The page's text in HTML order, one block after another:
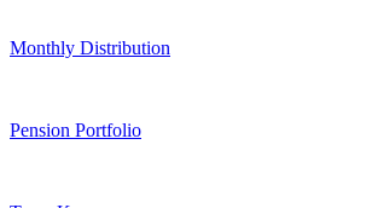
Monthly Distribution
Pension Portfolio